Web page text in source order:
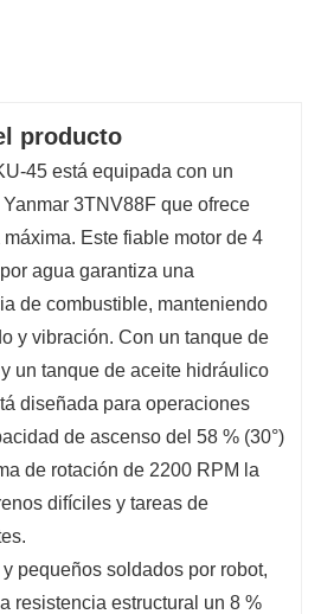
producto
45 está equipada con un
3TNV88F que ofrece
Este fiable motor de 4
agua garantiza una
de combustible, manteniendo
y vibración. Con un tanque de
un tanque de aceite hidráulico
diseñada para operaciones
de ascenso del 58 % (30°)
de rotación de 2200 RPM la
difíciles y tareas de
pequeños soldados por robot,
resistencia estructural un 8 %